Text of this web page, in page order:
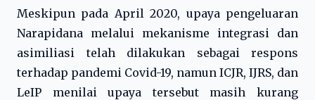
Meskipun pada April 2020, upaya pengeluaran
Narapidana melalui mekanisme integrasi dan
asimiliasi telah dilakukan sebagai respons
terhadap pandemi Covid-19, namun ICJR, IJRS, dan
LeIP menilai upaya tersebut masih kurang